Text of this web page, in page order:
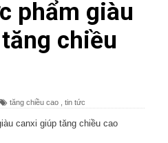
phẩm giàu
chiều
tăng chiều cao tin tức